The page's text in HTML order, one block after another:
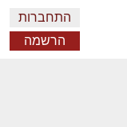
התחברות
הרשמה